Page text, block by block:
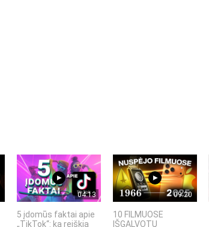
04:13
5 įdomūs faktai apie
„TikTok“: ką reiškia
09:20
10 FILMUOSE
IŠGALVOTŲ